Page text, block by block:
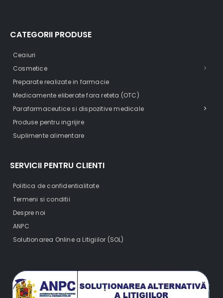
CATEGORII PRODUSE
Ceaiuri
Cosmetice
Preparate realizate in farmacie
Medicamente eliberate fara reteta (OTC)
Parafarmaceutice si dispozitive medicale
Produse pentru ingrijire
Suplimente alimentare
SERVICII PENTRU CLIENTI
Politica de confidentialitate
Termeni si conditii
Despre noi
ANPC
Solutionarea Online a Litigiilor (SOL)